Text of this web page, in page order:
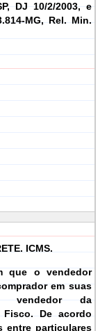
DJ 10/2/2003, e
MG, Rel. Min.
ICMS.
que o vendedor
em suas
vendedor da
De acordo
entre particulares